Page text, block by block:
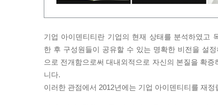
기업 아이덴티티란 기업의 현재 상태를 분석하였고
한 후 구성원들이 공유할 수 있는 명확한 비전을 설
으로 전개함으로써 대내외적으로 자신의 본질을 확
니다.
이러한 관점에서 2012년에는 기업 아이덴티티를 재정